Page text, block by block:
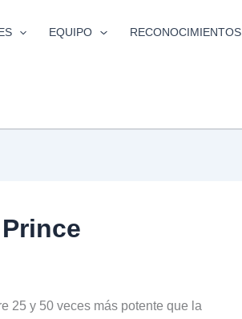
EQUIPO RECONOCIMIENTOS
25 y 50 veces más potente que la